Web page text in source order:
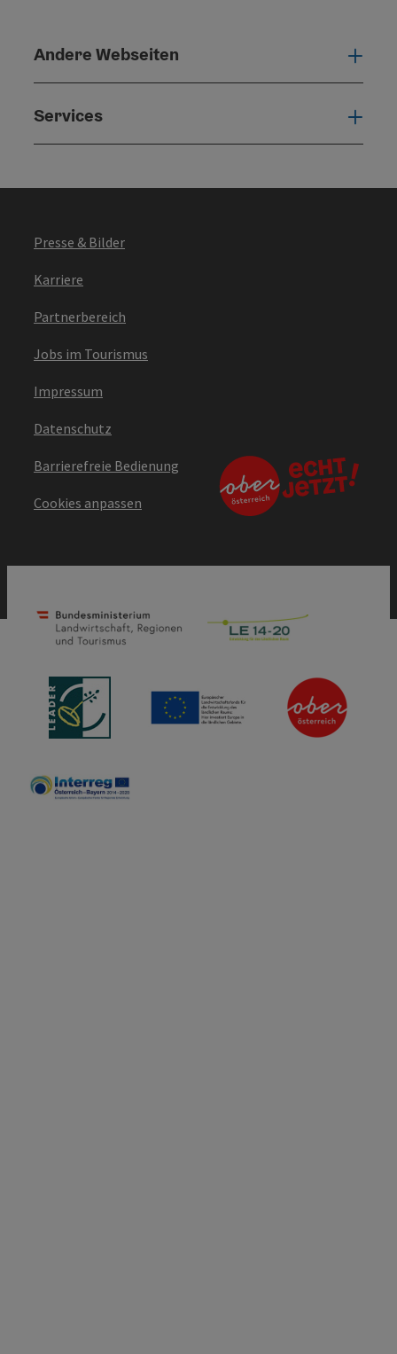
Andere Webseiten
Services
Presse & Bilder
Karriere
Partnerbereich
Jobs im Tourismus
Impressum
Datenschutz
Barrierefreie Bedienung
Cookies anpassen